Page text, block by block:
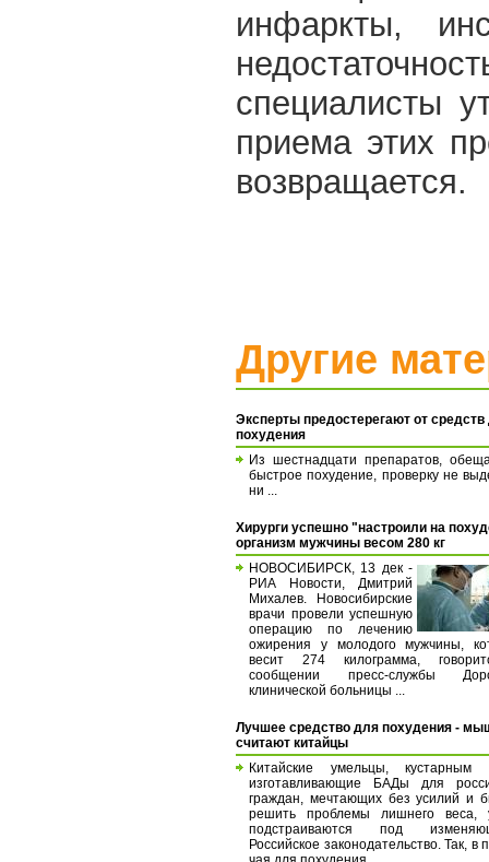
инфаркты,
специалисты
приема этих
возвращается.
Другие
Эксперты предостерегают от средств
похудения
Из шестнадцати препаратов,
быстрое похудение, проверку не
ни ...
Хирурги успешно "настроили на
организм мужчины весом 280 кг
НОВОСИБИРСК, 13 дек -
РИА Новости, Дмитрий
Михалев. Новосибирские
врачи провели успешную
операцию по лечению
ожирения у молодого мужчины,
весит 274 килограмма,
сообщении пресс-службы
клинической больницы ...
Лучшее средство для похудения -
считают китайцы
Китайские умельцы, кустарным
изготавливающие БАДы для
граждан, мечтающих без усилий и
решить проблемы лишнего веса,
подстраиваются под
Российское законодательство. Так, в